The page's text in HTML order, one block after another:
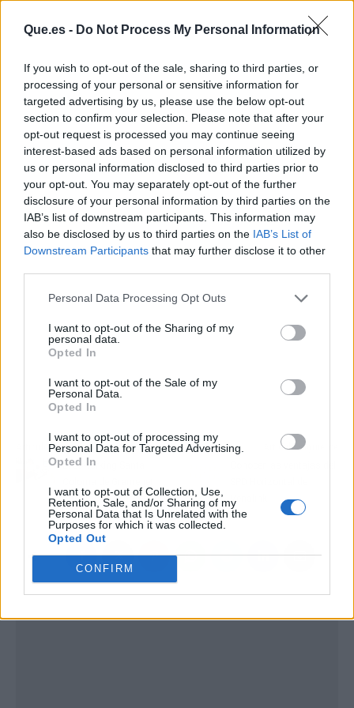
Que.es - Do Not Process My Personal Information
If you wish to opt-out of the sale, sharing to third parties, or
processing of your personal or sensitive information for
targeted advertising by us, please use the below opt-out
section to confirm your selection. Please note that after your
opt-out request is processed you may continue seeing
interest-based ads based on personal information utilized by
us or personal information disclosed to third parties prior to
your opt-out. You may separately opt-out of the further
disclosure of your personal information by third parties on the
IAB’s list of downstream participants. This information may
also be disclosed by us to third parties on the IAB’s List of
Downstream Participants that may further disclose it to other
Personal Data Processing Opt Outs
I want to opt-out of the Sharing of my
personal data.
Opted In
I want to opt-out of the Sale of my
Personal Data.
Opted In
I want to opt-out of processing my
Personal Data for Targeted Advertising.
Opted In
I want to opt-out of Collection, Use,
Retention, Sale, and/or Sharing of my
Personal Data that Is Unrelated with the
Purposes for which it was collected.
Opted Out
CONFIRM
Publicidad
Artículo anterior
El coworking Santa
ofrece todo lo necesario
Artículo siguiente
Venalink